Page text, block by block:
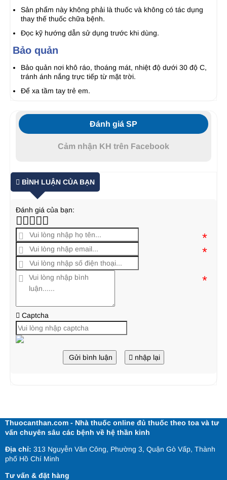
Sản phẩm này không phải là thuốc và không có tác dụng
thay thế thuốc chữa bệnh.
Đọc kỹ hướng dẫn sử dụng trước khi dùng.
Bảo quản
Bảo quản nơi khô ráo, thoáng mát, nhiệt độ dưới 30 độ C,
tránh ánh nắng trực tiếp từ mặt trời.
Để xa tầm tay trẻ em.
Đánh giá SP
Cảm nhận KH trên Facebook
BÌNH LUẬN CỦA BẠN
Đánh giá của bạn:
*
*
*
Captcha
Gửi bình luận nhập lại
Thuocanthan.com - Nhà thuốc online đủ thuốc theo toa và tư
vấn chuyên sâu các bệnh về hệ thần kinh
Địa chỉ: 313 Nguyễn Văn Công, Phường 3, Quận Gò Vấp, Thành
phố Hồ Chí Minh
Tư vấn & đặt hàng